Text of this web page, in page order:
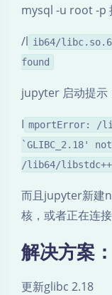
mysql -u root -p
/l ib64/
found
jupyter 启动提示
I mportError: /
`GLIBC_2.18'
/lib64/
而且jupyter新建
核，或者正在连
解决方案：
更新glibc 2.18